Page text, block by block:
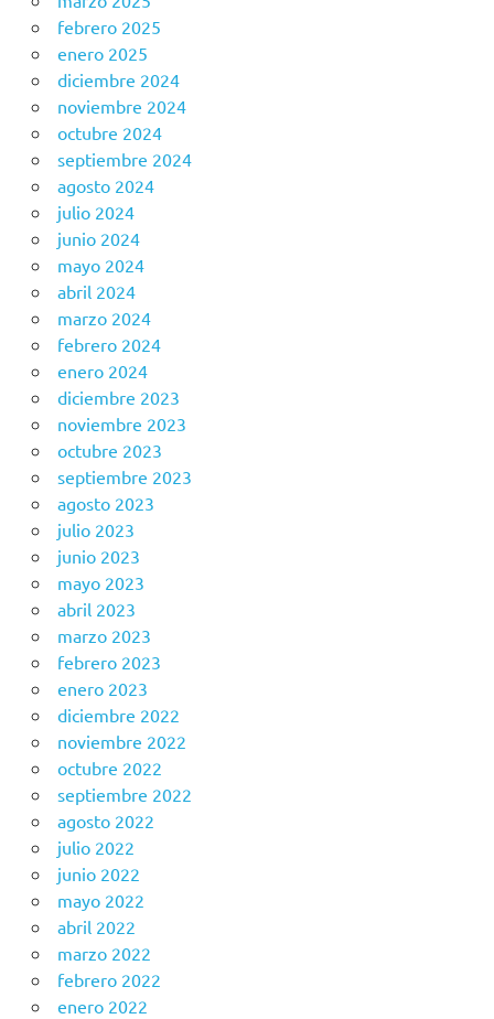
febrero 2025
enero 2025
diciembre 2024
noviembre 2024
octubre 2024
septiembre 2024
agosto 2024
julio 2024
junio 2024
mayo 2024
abril 2024
marzo 2024
febrero 2024
enero 2024
diciembre 2023
noviembre 2023
octubre 2023
septiembre 2023
agosto 2023
julio 2023
junio 2023
mayo 2023
abril 2023
marzo 2023
febrero 2023
enero 2023
diciembre 2022
noviembre 2022
octubre 2022
septiembre 2022
agosto 2022
julio 2022
junio 2022
mayo 2022
abril 2022
marzo 2022
febrero 2022
enero 2022